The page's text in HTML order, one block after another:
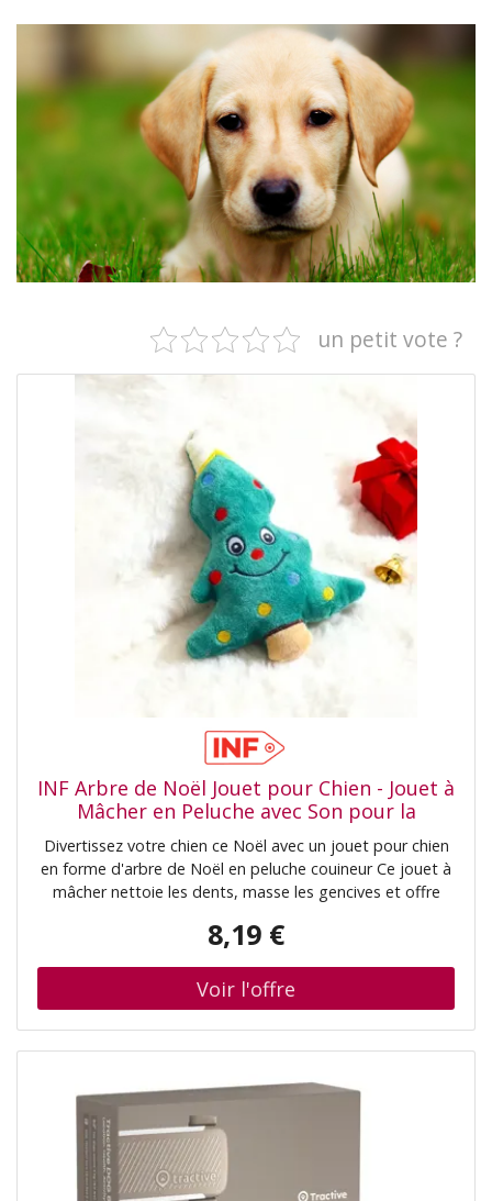
100 niveaux; Contrôle: Chien unique; Portée
télécommande: 1000 mètres; Fonctions: Son + Vibration
+ Lampe de poche Le forfait comprend:
Télécommande ×1 Récepteur ×1 Lanière pour
télécommande ×1 Collier réfléchissant en nylon ×1 Câble
de charge ×1 Manuel ×1
un petit vote ?
INF Arbre de Noël Jouet pour Chien - Jouet à
Mâcher en Peluche avec Son pour la
Dentition et le Jeu
Divertissez votre chien ce Noël avec un jouet pour chien
en forme d'arbre de Noël en peluche couineur Ce jouet à
mâcher nettoie les dents, masse les gencives et offre
doux, il est parfait pour tous les chiens. Jeu interactif
offre des heures de jeu interactif à votre ami à quatre
pattes. Le couineur intégré stimule ses instincts naturels,
encourageant le jeu actif et l'exercice. Parfait pour jouer
seul ou pour créer des liens avec votre animal de
gardant votre chien diverti et heureux pendant la période
des fêtes. C'est un excellent moyen de favoriser la
stimulation mentale et l'activité physique, assurant un
Noël équilibré et joyeux à votre compagnon bien-aimé.
La matière en peluche douce est douce pour ses dents
8,19 €